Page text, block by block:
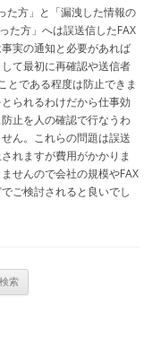
た方」と「漏洩した情報の
た方」へは誤送信したFAX
実の通知と必要があれば
て最初に再確認や送信者
とである程度は防止できま
られるわけだから仕事効
止を人の確認で行なうわ
ん。これらの問題は誤送
れますが費用がかかりま
せんので会社の規模やFAX
ご検討されると良いでし